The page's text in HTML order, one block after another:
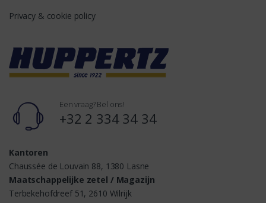
Privacy & cookie policy
Een vraag? Bel ons!
+32 2 334 34 34
Kantoren
Chaussée de Louvain 88, 1380 Lasne
Maatschappelijke zetel / Magazijn
Terbekehofdreef 51, 2610 Wilrijk